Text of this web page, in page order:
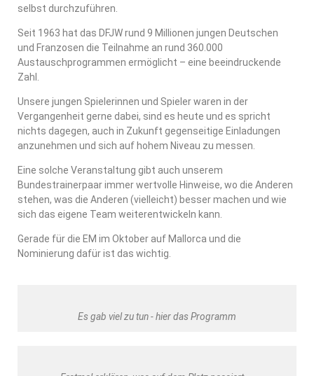
selbst durchzuführen.
Seit 1963 hat das DFJW rund 9 Millionen jungen Deutschen
und Franzosen die Teilnahme an rund 360.000
Austauschprogrammen ermöglicht – eine beeindruckende
Zahl.
Unsere jungen Spielerinnen und Spieler waren in der
Vergangenheit gerne dabei, sind es heute und es spricht
nichts dagegen, auch in Zukunft gegenseitige Einladungen
anzunehmen und sich auf hohem Niveau zu messen.
Eine solche Veranstaltung gibt auch unserem
Bundestrainerpaar immer wertvolle Hinweise, wo die Anderen
stehen, was die Anderen (vielleicht) besser machen und wie
sich das eigene Team weiterentwickeln kann.
Gerade für die EM im Oktober auf Mallorca und die
Nominierung dafür ist das wichtig.
Es gab viel zu tun - hier das Programm